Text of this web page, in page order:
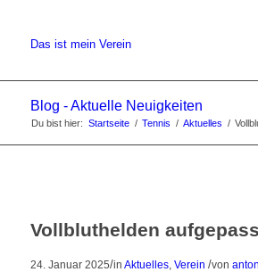
Das ist mein Verein
Blog - Aktuelle Neuigkeiten
Du bist hier: Startseite / Tennis / Aktuelles /
Vollbluthelden
24. Januar 2025/in Aktuelles, Verein /von